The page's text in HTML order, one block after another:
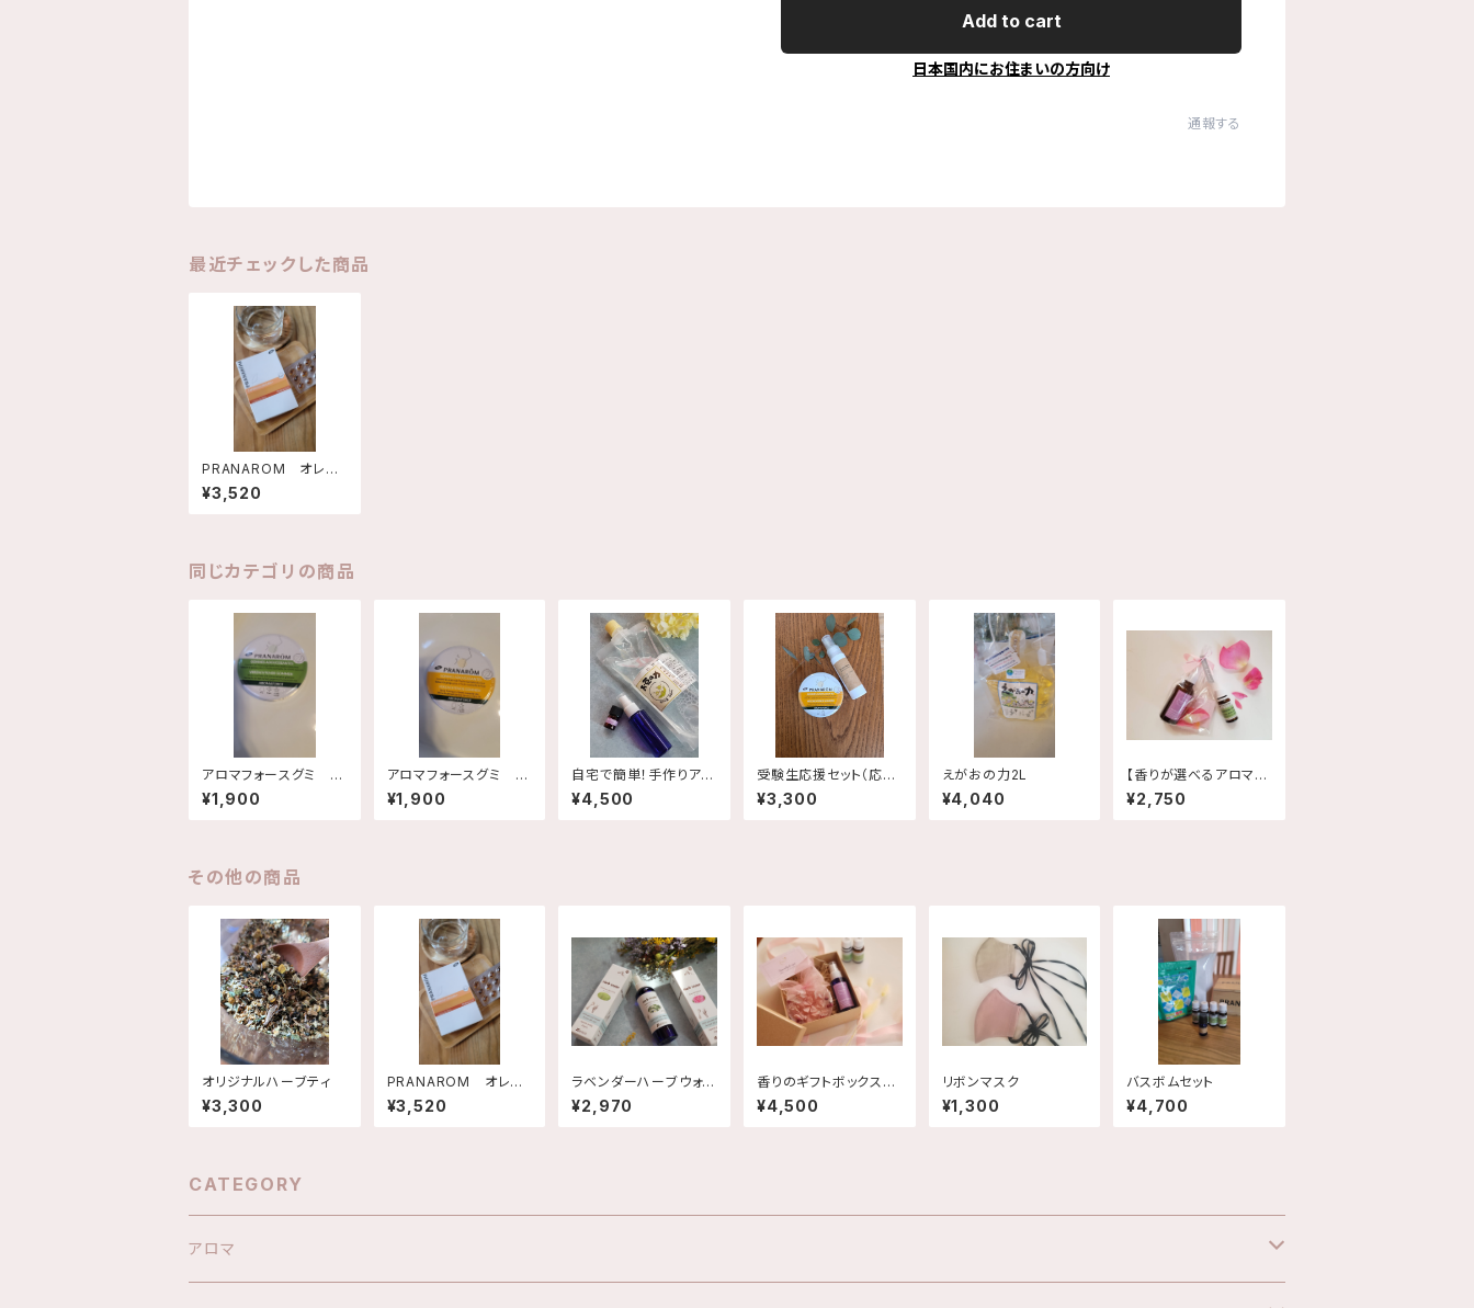
Add to cart
日本国内にお住まいの方向け
通報する
最近チェックした商品
PRANAROM オレガ
ノプラス・カプセル
¥3,520
同じカテゴリの商品
アロマフォースグミ ユ
ーカリミント 緑缶
¥1,900
アロマフォースグミ レ
モンハニー 黄缶
¥1,900
自宅で簡単！手作りアロ
マスプレーキット
¥4,500
受験生応援セット（応援
スプレー&グミキャンデ
ィ）
¥3,300
えがおの力2L
¥4,040
【香りが選べるアロマス
プレー】マスクに一拭
き！抗菌＆癒し効果も
¥2,750
その他の商品
オリジナルハーブティ
¥3,300
PRANAROM オレガ
ノプラス・カプセル
¥3,520
ラベンダーハーブウォー
ター
¥2,970
香りのギフトボックス〜
アロマスプレーとワック
スバーのセット〜
¥4,500
リボンマスク
¥1,300
バスボムセット
¥4,700
CATEGORY
アロマ